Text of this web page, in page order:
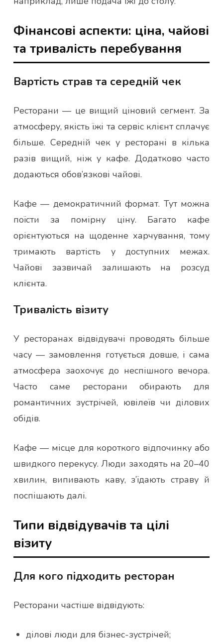
Фінансові аспекти: ціна, чайові
та тривалість перебування
Вартість страв та середній чек
Ресторани — це вищий ціновий сегмент. За
атмосферу, якість їжі та сервіс клієнт сплачує
більше. Середній чек у ресторані в кілька
разів вищий, ніж у кафе. Додатково часто
додаються обов’язкові чайові.
Кафе — демократичний формат. Тут можна
поїсти за помірну ціну. Багато кафе
орієнтуються на щоденне харчування, тому
тримають вартість у доступних межах.
Чайові зазвичай залишають на розсуд
клієнта.
Тривалість візиту
У ресторанах відвідувачі проводять більше
часу — замовлення готується довше, і сама
атмосфера заохочує до неспішного вечора.
Часто саме ресторани обирають для
романтичних зустрічей, ювілеїв чи ділових
обідів.
Кафе — місце для короткого відпочинку або
швидкого перекусу. Люди заходять на 20–40
хвилин, випивають каву, з’їдають страву й
поспішають далі.
Типи відвідувачів та цілі
візиту
Для кого підходить ресторан
Ресторани частіше відвідують:
ділові люди для бізнес-зустрічей;